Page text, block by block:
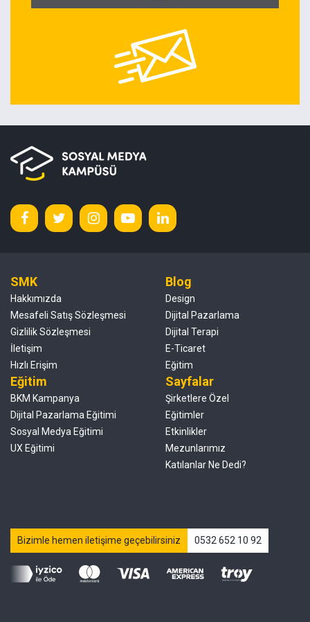
SMK
Hakkımızda
Mesafeli Satış Sözleşmesi
Gizlilik Sözleşmesi
İletişim
Hızlı Erişim
Blog
Design
Dijital Pazarlama
Dijital Terapi
E-Ticaret
Eğitim
Eğitim
BKM Kampanya
Dijital Pazarlama Eğitimi
Sosyal Medya Eğitimi
UX Eğitimi
Sayfalar
Şirketlere Özel
Eğitimler
Etkinlikler
Mezunlarımız
Katılanlar Ne Dedi?
Bizimle hemen iletişime geçebilirsiniz 0532 652 10 92